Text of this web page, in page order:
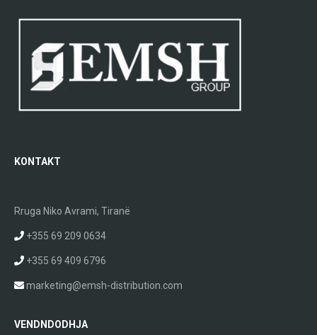
KONTAKT
Rruga Niko Avrami, Tiranë
+355 69 209 0634
+355 69 409 6796
marketing@emsh-distribution.com
VENDNDODHJA